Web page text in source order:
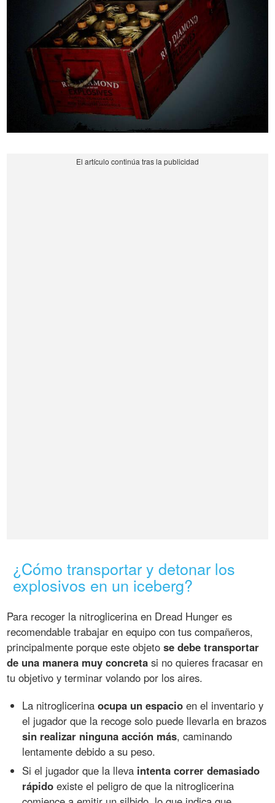
¿Cómo transportar y detonar los
explosivos en un iceberg?
Para recoger la nitroglicerina en Dread Hunger es
recomendable trabajar en equipo con tus compañeros,
principalmente porque este objetose debe transportar
de una manera muy concreta si no quieres fracasar en
tu objetivo y terminar volando por los aires.
La nitroglicerinaocupa un espacio en el inventario y
el jugador que la recoge solo puede llevarla en brazos
sin realizar ninguna acción más, caminando
lentamente debido a su peso.
Si el jugador que la lleva intenta correr demasiado
rápido existe el peligro de que la nitroglicerina